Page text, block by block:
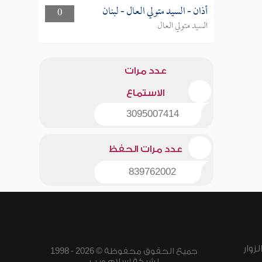
0
أذان - السيد متولي العال - لبنان
السيد متولي العال
عدد مرات
الاستماع
3095007414
عدد مرات الحفظ
839762002
جميع الحقوق محفوظة © 2026 - 1998